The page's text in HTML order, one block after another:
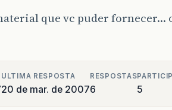
que vc puder
ULTIMA RESPOSTA
20 de mar. de 2007
RESPOSTAS
6 5